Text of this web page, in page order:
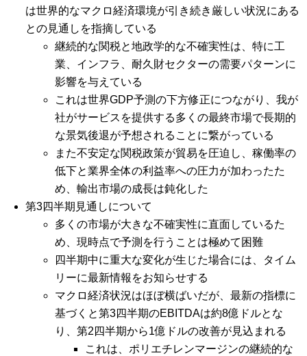
は世界的なマクロ経済環境が引き続き厳しい状況にある
との見通しを指摘している
継続的な関税と地政学的な不確実性は、特に工
業、インフラ、耐久財セクターの需要パターンに
影響を与えている
これは世界GDP予測の下方修正につながり、我が
社がサービスを提供する多くの最終市場で長期的
な景気後退が予想されることに繋がっている
また不安定な関税政策が貿易を圧迫し、稼働率の
低下と業界全体の利益率への圧力が加わったた
め、輸出市場の成長は鈍化した
第3四半期見通しについて
多くの市場が大きな不確実性に直面しているた
め、現時点で予測を行うことは極めて困難
四半期中に重大な変化が生じた場合には、タイム
リーに最新情報をお知らせする
マクロ経済状況はほぼ横ばいだが、最新の指標に
基づくと第3四半期のEBITDAは約8億ドルとな
り、第2四半期から1億ドルの改善が見込まれる
これは、ポリエチレンマージンの継続的な